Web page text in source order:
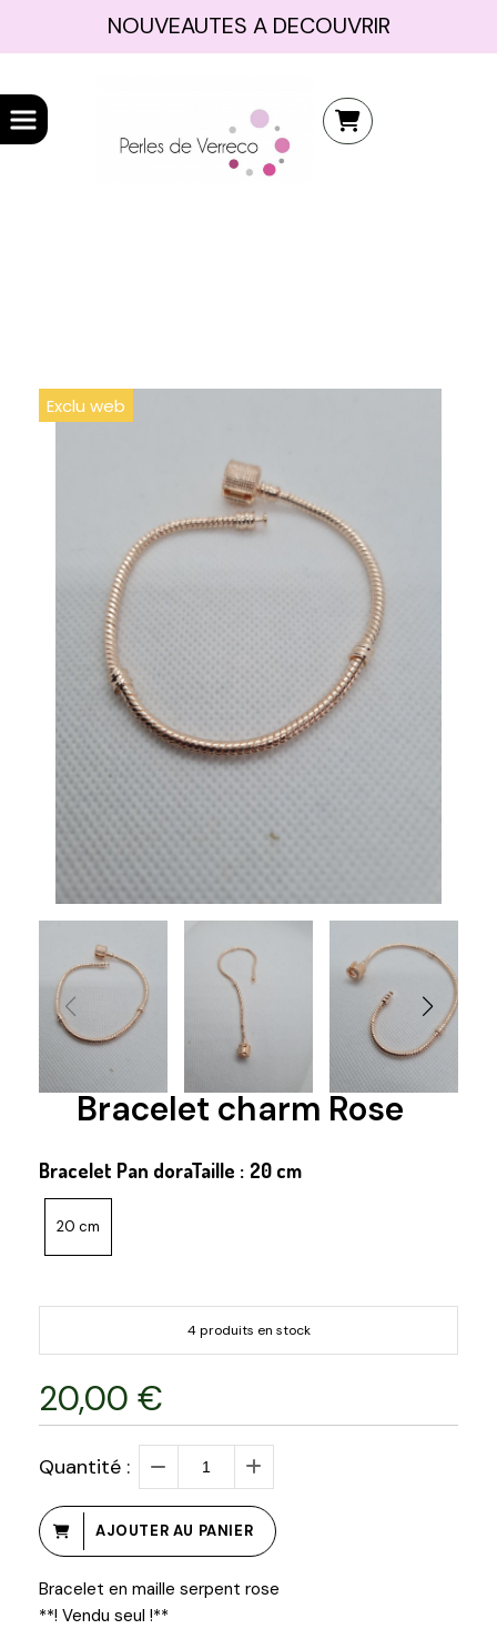
NOUVEAUTES A DECOUVRIR
Exclu web
Bracelet charm Rose
Bracelet Pan doraTaille : 20 cm
20 cm
4 produits en stock
20,00 €
Quantité :
AJOUTER AU PANIER
Bracelet en maille serpent rose
**! Vendu seul !**